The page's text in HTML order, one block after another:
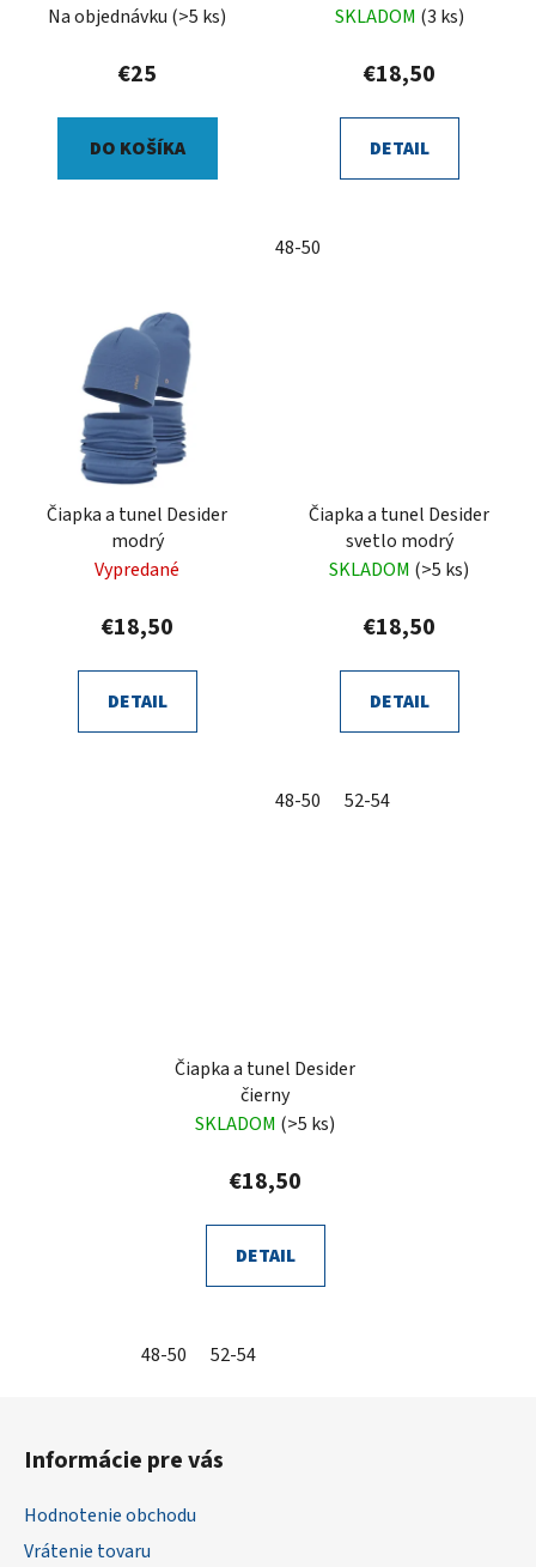
Na objednávku (>5 ks)
€25
DO KOŠÍKA
SKLADOM (3 ks)
€18,50
DETAIL
48-50
Čiapka a tunel Desider
modrý
Vypredané
€18,50
DETAIL
Čiapka a tunel Desider
svetlo modrý
SKLADOM (>5 ks)
€18,50
DETAIL
48-50 52-54
Čiapka a tunel Desider
čierny
SKLADOM (>5 ks)
€18,50
DETAIL
48-50 52-54
Informácie pre vás
Hodnotenie obchodu
Vrátenie tovaru